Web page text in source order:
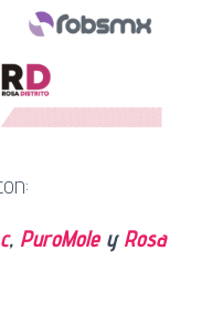
, PuroMoley Rosa